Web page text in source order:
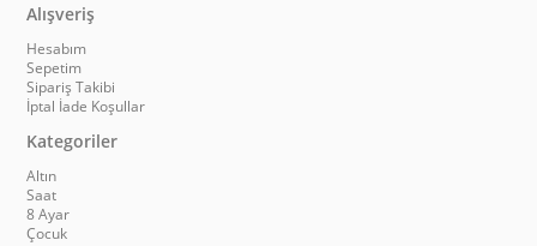
Alışveriş
Hesabım
Sepetim
Sipariş Takibi
İptal İade Koşullar
Kategoriler
Altın
Saat
8 Ayar
Çocuk